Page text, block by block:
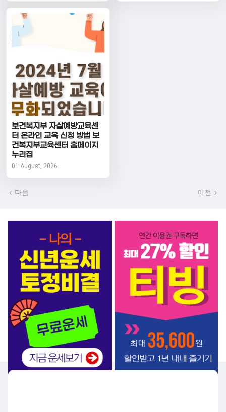
보건복지부 자살예방교육센
터 온라인 교육 신청 방법 보
건복지부교육센터 홈페이지
누리집
01 August, 2026
다음 이전